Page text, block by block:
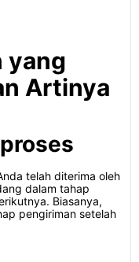
yang
Artinya
telah diterima oleh
dalam tahap
Biasanya,
pengiriman setelah